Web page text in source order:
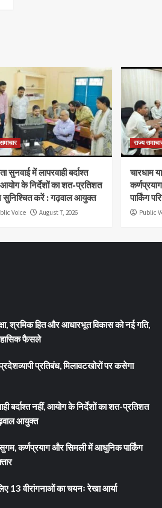
सुनवाई में लापरवाही बर्दाश्त
के निर्देशों का शत-प्रतिशत
सुनिश्चित करें : गढ़वाल आयुक्त
Voice August 7, 2026
राज्य
चारधाम
पार्किंग
Public
श्रमिक हित और आधारभूत विकास को नई गति,
फैसले
प्रतिबंध, मिलावटखोरों पर कसेगा
बर्दाश्त नहीं, आयोग के निर्देशों का शत-प्रतिशत
आयुक्त
सुगम, कर्णप्रयाग और सिमली में आधुनिक पार्किंग
13 वीरांगनाओं का चयनः रेखा आर्या